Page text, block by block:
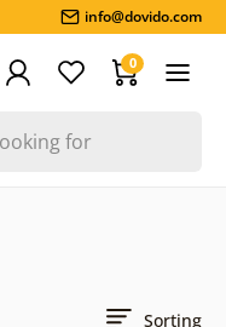
info@dovido.com
0
Sorting